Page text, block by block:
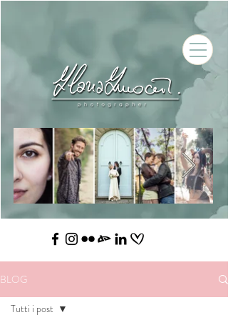
BLOG
Tutti i post